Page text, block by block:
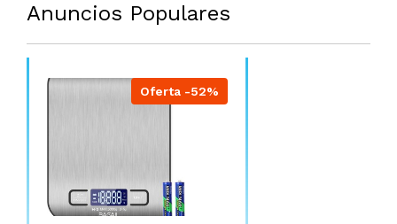
Anuncios Populares
Oferta -52%